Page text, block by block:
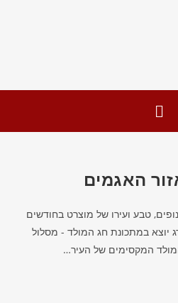
האגמים
טבע ועירו של מוצרט בחודשים
יוצא במתכונת חג המולד - מסלול
המקסימים של העיר…